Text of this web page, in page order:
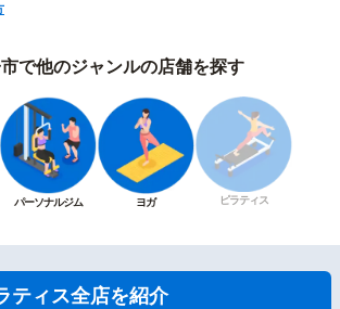
で他のジャンルの店舗を探す
パーソナルジム ヨガ ピラティス
ティス全店を紹介